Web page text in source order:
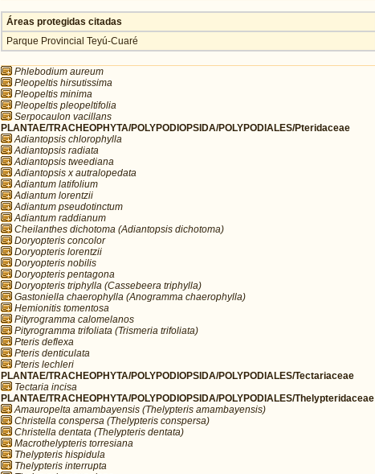
Áreas protegidas citadas
Parque Provincial Teyú-Cuaré
Phlebodium aureum
Pleopeltis hirsutissima
Pleopeltis minima
Pleopeltis pleopeltifolia
Serpocaulon vacillans
PLANTAE/TRACHEOPHYTA/POLYPODIOPSIDA/POLYPODIALES/Pteridaceae
Adiantopsis chlorophylla
Adiantopsis radiata
Adiantopsis tweediana
Adiantopsis x autralopedata
Adiantum latifolium
Adiantum lorentzii
Adiantum pseudotinctum
Adiantum raddianum
Cheilanthes dichotoma (Adiantopsis dichotoma)
Doryopteris concolor
Doryopteris lorentzii
Doryopteris nobilis
Doryopteris pentagona
Doryopteris triphylla (Cassebeera triphylla)
Gastoniella chaerophylla (Anogramma chaerophylla)
Hemionitis tomentosa
Pityrogramma calomelanos
Pityrogramma trifoliata (Trismeria trifoliata)
Pteris deflexa
Pteris denticulata
Pteris lechleri
PLANTAE/TRACHEOPHYTA/POLYPODIOPSIDA/POLYPODIALES/Tectariaceae
Tectaria incisa
PLANTAE/TRACHEOPHYTA/POLYPODIOPSIDA/POLYPODIALES/Thelypteridaceae
Amauropelta amambayensis (Thelypteris amambayensis)
Christella conspersa (Thelypteris conspersa)
Christella dentata (Thelypteris dentata)
Macrothelypteris torresiana
Thelypteris hispidula
Thelypteris interrupta